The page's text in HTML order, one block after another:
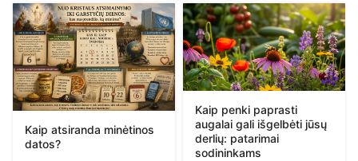
Kaip atsiranda minėtinos
datos?
Kaip penki paprasti
augalai gali išgelbėti jūsų
derlių: patarimai
sodininkams